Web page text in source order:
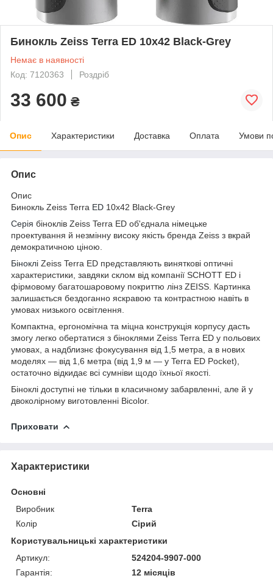
Бинокль Zeiss Terra ED 10x42 Black-Grey
Немає в наявності
Код: 7120363
Роздріб
33 600 ₴
Опис Характеристики Доставка Оплата Умови
Опис
Опис
Бинокль Zeiss Terra ED 10x42 Black-Grey
Серія біноклів Zeiss Terra ED об'єднала німецьке
проектування й незмінну високу якість бренда Zeiss з вкрай
демократичною ціною.
Біноклі Zeiss Terra ED представляють виняткові оптичні
характеристики, завдяки склом від компанії SCHOTT ED і
фірмовому багатошаровому покриттю лінз ZEISS. Картинка
залишається бездоганно яскравою та контрастною навіть в
умовах низького освітлення.
Компактна, ергономічна та міцна конструкція корпусу дасть
змогу легко обертатися з біноклями Zeiss Terra ED у польових
умовах, а надблизнє фокусування від 1,5 метра, а в нових
моделях — від 1,6 метра (від 1,9 м — у Terra ED Pocket),
остаточно відкидає всі сумніви щодо їхньої якості.
Біноклі доступні не тільки в класичному забарвленні, але й у
двоколірному виготовленні Bicolor.
Приховати
Характеристики
Основні
Виробник
Terra
Колір
Сірий
Користувальницькі характеристики
Артикул:
524204-9907-000
Гарантія:
12 місяців